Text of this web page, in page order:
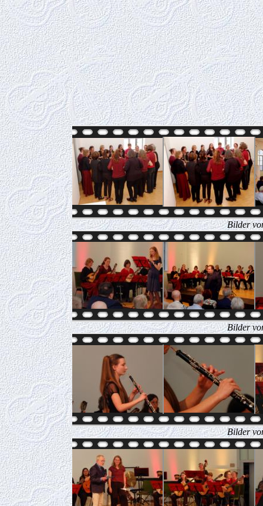
Bilder
Bilder
Bilder